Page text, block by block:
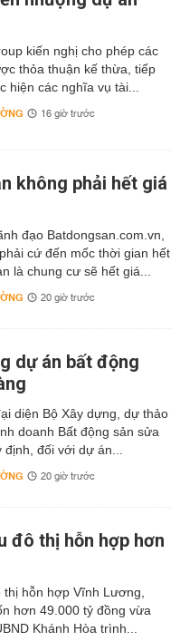
kiến nghị cho phép các
thỏa thuận kế thừa, tiếp
hiện các nghĩa vụ tài...
16 giờ trước
không phải hết giá
đạo Batdongsan.com.vn,
cứ đến mốc thời gian hết
là chung cư sẽ hết giá...
20 giờ trước
dự án bất động
diện Bộ Xây dựng, dự thảo
doanh Bất động sản sửa
định, đối với dự án...
20 giờ trước
đô thị hỗn hợp hơn
thị hỗn hợp Vĩnh Lương,
hơn 49.000 tỷ đồng vừa
Khánh Hòa trình...